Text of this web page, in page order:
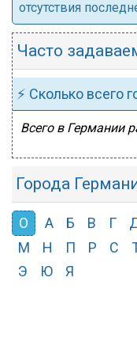
отсутствия
Часто
⚡ Сколько всего
Всего в Германии
Города
О А Б В Г
М
Н П Р С
Э
Ю Я